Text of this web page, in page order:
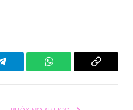
Telegrama WhatsAppCopiar